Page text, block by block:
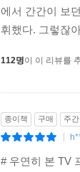
에서 간간이 보
휘했다. 그렇잖
112명이 이 리뷰를
종이책 구매 주
# 우연히 본 TV